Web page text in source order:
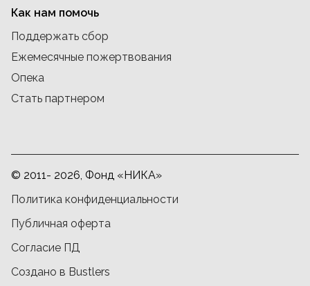
Как нам помочь
Поддержать сбор
Ежемесячные пожертвования
Опека
Стать партнером
© 2011- 2026, Фонд «НИКА»
Политика конфиденциальности
Публичная оферта
Согласие ПД
Создано в Bustlers